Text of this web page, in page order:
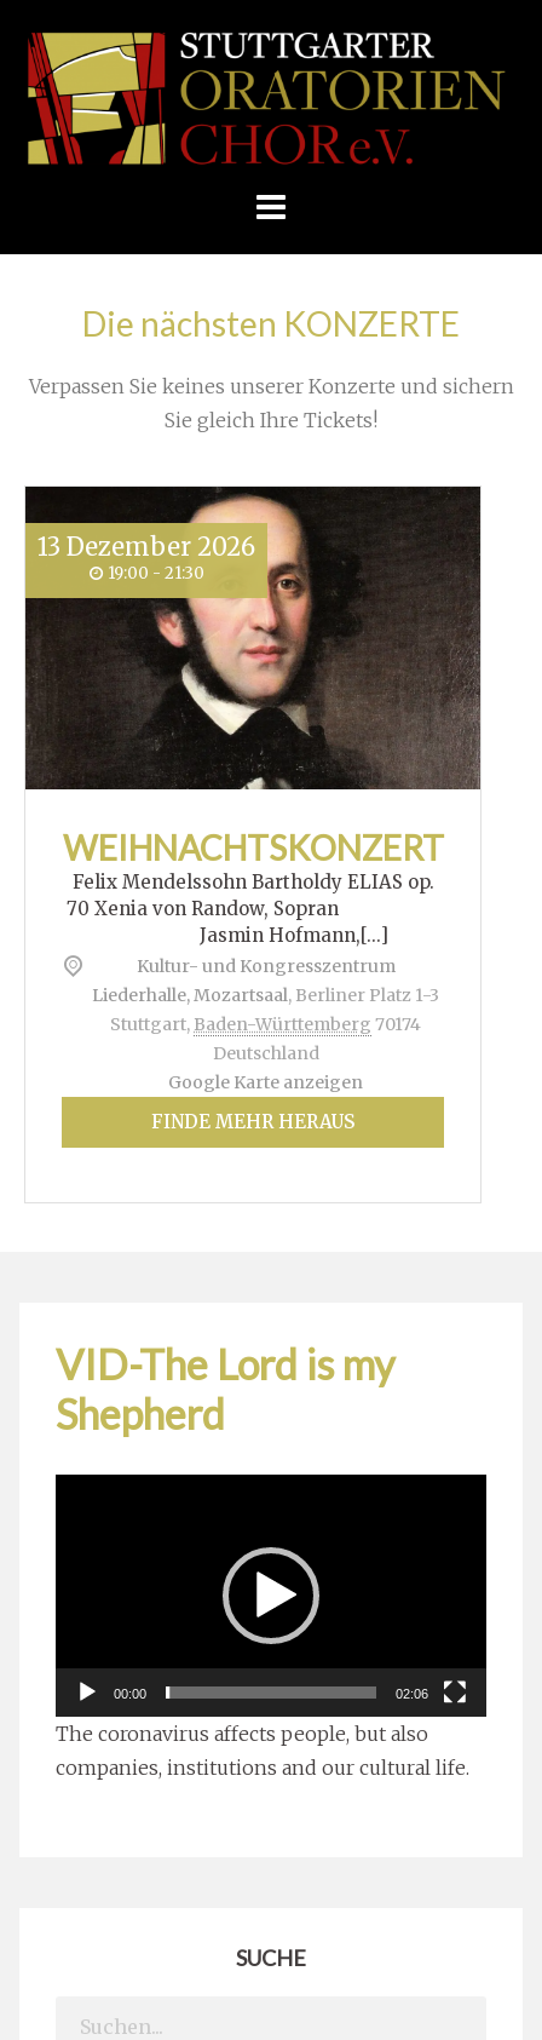
Skip
E.V.
Home Rehearsals »
Die nächsten KONZERTE
Verpassen Sie keines unserer Konzerte und sichern
Sie gleich Ihre Tickets!
13 Dezember 2026
19:00 - 21:30
WEIHNACHTSKONZERT
Felix Mendelssohn Bartholdy ELIAS op.
70 Xenia von Randow, Sopran
Jasmin Hofmann,[...]
Kultur- und Kongresszentrum
Liederhalle, Mozartsaal, Berliner Platz 1-3
Stuttgart, Baden-Württemberg 70174
Deutschland
Google Karte anzeigen
FINDE MEHR HERAUS
VID-The Lord is my
Shepherd
00:00 02:06
The coronavirus affects people, but also
companies, institutions and our cultural life.
SUCHE
Search